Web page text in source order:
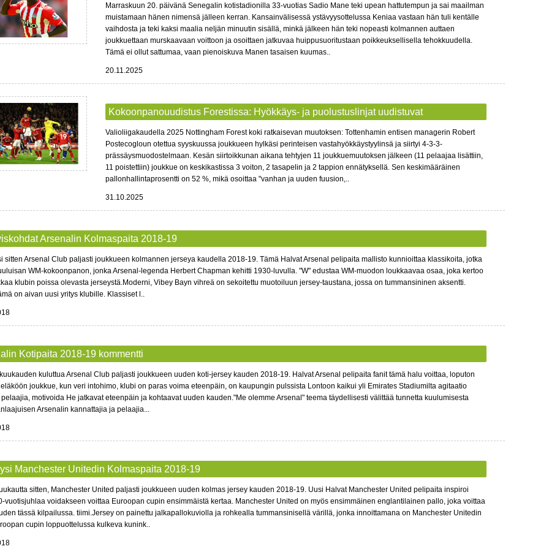
Marraskuun 20. päivänä Senegalin kotistadionilla 33-vuotias Sadio Mane teki upean hattutempun ja sai maailman
muistamaan hänen nimensä jälleen kerran. Kansainvälisessä ystävyysottelussa Keniaa vastaan ​​hän tuli kentälle
vaihdosta ja teki kaksi maalia neljän minuutin sisällä, minkä jälkeen hän teki nopeasti kolmannen auttaen
joukkuettaan murskaavaan voittoon ja osoittaen jatkuvaa huippusuoritustaan ​​poikkeuksellisella tehokkuudella.
Tämä ei ollut sattumaa, vaan pienoiskuva Manen tasaisen kuumas..
20.11.2025
Kokoonpanouudistus Forestissa: Hyökkäys- ja puolustuslinjat uudistuvat
Valioliigakaudella 2025 Nottingham Forest koki ratkaisevan muutoksen: Tottenhamin entisen managerin Robert
Postecogloun otettua syyskuussa joukkueen hylkäsi perinteisen vastahyökkäystyylinsä ja siirtyi 4-3-3-
prässäysmuodostelmaan. Kesän siirtoikkunan aikana tehtyjen 11 joukkuemuutoksen jälkeen (11 pelaajaa lisättiin,
11 poistettiin) joukkue on keskikastissa 3 voiton, 2 tasapelin ja 2 tappion ennätyksellä. Sen keskimääräinen
pallonhallintaprosentti on 52 %, mikä osoittaa "vanhan ja uuden fuusion,..
31.10.2025
Arsenalin Kolmaspaita 2018-19
sitten Arsenal Club paljasti joukkueen kolmannen jerseya kaudella 2018-19. Tämä Halvat Arsenal pelipaita mallisto kunnioittaa klassikoita, jotka
WM-kokoonpanon, jonka Arsenal-legenda Herbert Chapman kehitti 1930-luvulla. "W" edustaa WM-muodon loukkaavaa osaa, joka kertoo
klubin poissa olevasta jerseystä.Moderni, Vibey Bayn vihreä on sekoitettu muotoiluun jersey-taustana, jossa on tummansininen aksentti.
on aivan uusi yritys klubille. Klassiset l..
Kotipaita 2018-19 kommentti
kuluttua Arsenal Club paljasti joukkueen uuden koti-jersey kauden 2018-19. Halvat Arsenal pelipaita fanit tämä halu voittaa, loputon
joukkue, kun veri intohimo, klubi on paras voima eteenpäin, on kaupungin pulssista Lontoon kaikui yli Emirates Stadiumilta agitaatio
motivoida He jatkavat eteenpäin ja kohtaavat uuden kauden."Me olemme Arsenal" teema täydellisesti välittää tunnetta kuulumisesta
Arsenalin kannattajia ja pelaajia...
Manchester Unitedin Kolmaspaita 2018-19
sitten, Manchester United paljasti joukkueen uuden kolmas jersey kauden 2018-19. Uusi Halvat Manchester United pelipaita inspiroi
vuotisjuhlaa voidakseen voittaa Euroopan cupin ensimmäistä kertaa. Manchester United on myös ensimmäinen englantilainen pallo, joka voittaa
tässä kilpailussa. tiimi.Jersey on painettu jalkapallokuviolla ja rohkealla tummansinisellä värillä, jonka innoittamana on Manchester Unitedin
cupin loppuottelussa kulkeva kunink..